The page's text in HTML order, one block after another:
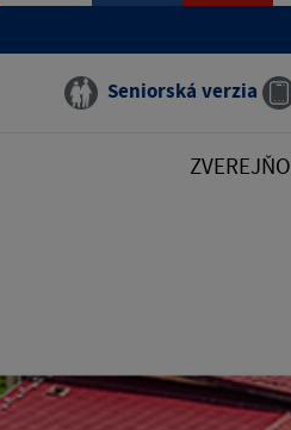
Seniorská verzia